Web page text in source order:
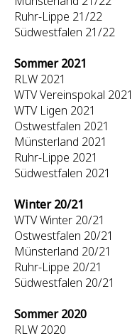
Ruhr-Lippe 21/22
Südwestfalen 21/22
Sommer 2021
RLW 2021
WTV Vereinspokal 2021
WTV Ligen 2021
Ostwestfalen 2021
Münsterland 2021
Ruhr-Lippe 2021
Südwestfalen 2021
Winter 20/21
WTV Winter 20/21
Ostwestfalen 20/21
Münsterland 20/21
Ruhr-Lippe 20/21
Südwestfalen 20/21
Sommer 2020
RLW 2020